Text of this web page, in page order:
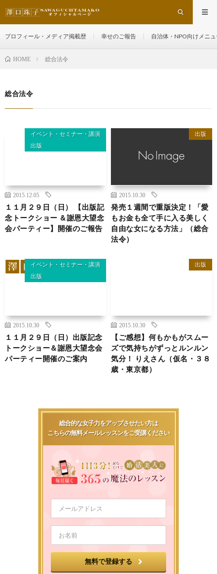
プロフィール・メディア掲載歴 幸せのご報告 自治体・NPO向けメニ
HOME 総合法令
総合法令
イベント・セミナー・講演
出版
2015.12.05
１１月２９日（日） 【出版記
念トークショー ＆謝恩大望念
会パーティー】開催のご報告
出版
2015.10.30
発売１週間で重版決定！「愛
もお金も全て手に入る美しく
自由な女になる方法」（総合
法令）
イベント・セミナー・講演
出版
2015.10.30
１１月２９日（日）出版記念
トークショー＆謝恩大望念会
パーティー開催のご案内
出版
2015.10.30
【ご感想】何もかもがスムー
ズで気持ちがずっとルンルン
気分！ りえさん（仮名・３８
歳・東京都）
総合的な女子力をアップさせたい方は
こちらの無料メールレッスンをご受講ください